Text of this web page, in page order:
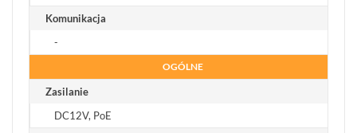
Komunikacja
-
OGÓLNE
Zasilanie
DC12V, PoE